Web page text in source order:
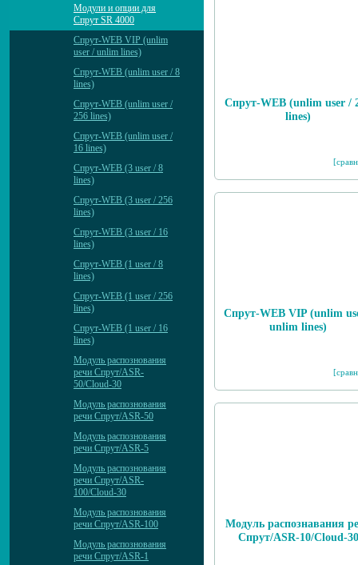
Модули и опции для
Спрут SR 4000
Спрут-WEB VIP (unlim
user / unlim lines)
Спрут-WEB (unlim user / 8
lines)
Спрут-WEB (unlim user /
256 lines)
Спрут-WEB (unlim user /
16 lines)
Спрут-WEB (3 user / 8
lines)
Спрут-WEB (3 user / 256
lines)
Спрут-WEB (3 user / 16
lines)
Спрут-WEB (1 user / 8
lines)
Спрут-WEB (1 user / 256
lines)
Спрут-WEB (1 user / 16
lines)
Модуль распознования
речи Спрут/ASR-
50/Cloud-30
Модуль распознования
речи Спрут/ASR-50
Модуль распознования
речи Спрут/ASR-5
Модуль распознования
речи Спрут/ASR-
100/Cloud-30
Модуль распознования
речи Спрут/ASR-100
Модуль распознования
речи Спрут/ASR-1
Спрут-WEB (unlim user /
lines)
Спрут-WEB VIP (unlim
unlim lines)
Модуль распознавания
Спрут/ASR-10/Cloud-30